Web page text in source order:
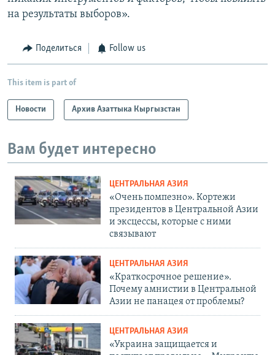
на результаты выборов».
Поделиться Follow us
This item is part of
Новости Архив Азаттыка Кыргызстан
Вам будет интересно
ЦЕНТРАЛЬНАЯ АЗИЯ
«Очень помпезно». Кортежи
президентов в Центральной Азии
и эксцессы, которые с ними
связывают
ЦЕНТРАЛЬНАЯ АЗИЯ
«Краткосрочное решение».
Почему амнистии в Центральной
Азии не панацея от проблемы?
ЦЕНТРАЛЬНАЯ АЗИЯ
«Украина защищается и